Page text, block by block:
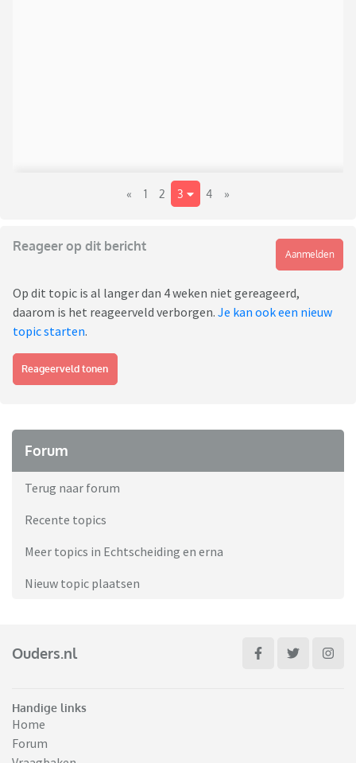
« 1 2 3 4 »
Reageer op dit bericht
Aanmelden
Op dit topic is al langer dan 4 weken niet gereageerd,
daarom is het reageerveld verborgen. Je kan ook een nieuw
topic starten.
Reageerveld tonen
Forum
Terug naar forum
Recente topics
Meer topics in Echtscheiding en erna
Nieuw topic plaatsen
Ouders.nl
Handige links
Home
Forum